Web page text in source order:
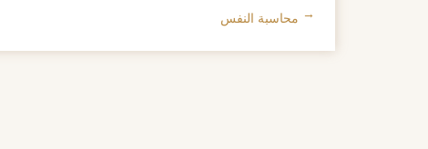
تصفح الإدراجات
← محاسبة النفس